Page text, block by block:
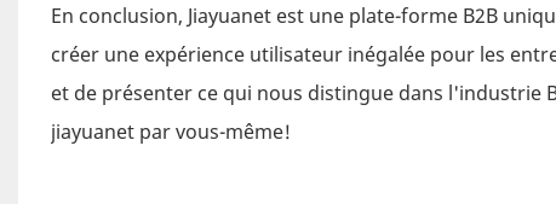
En conclusion, Jiayuanet est une plate-forme B2B
créer une expérience utilisateur inégalée pour les
et de présenter ce qui nous distingue dans l'industrie
jiayuanet par vous-même!